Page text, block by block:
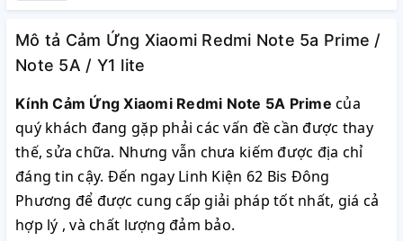
Mô tả Cảm Ứng Xiaomi Redmi Note 5a Prime /
Note 5A / Y1 lite
Kính Cảm Ứng Xiaomi Redmi Note 5A Prime của
quý khách đang gặp phải các vấn đề cần được thay
thế, sửa chữa. Nhưng vẫn chưa kiếm được địa chỉ
đáng tin cậy. Đến ngay Linh Kiện 62 Bis Đông
Phương để được cung cấp giải pháp tốt nhất, giá cả
hợp lý , và chất lượng đảm bảo.